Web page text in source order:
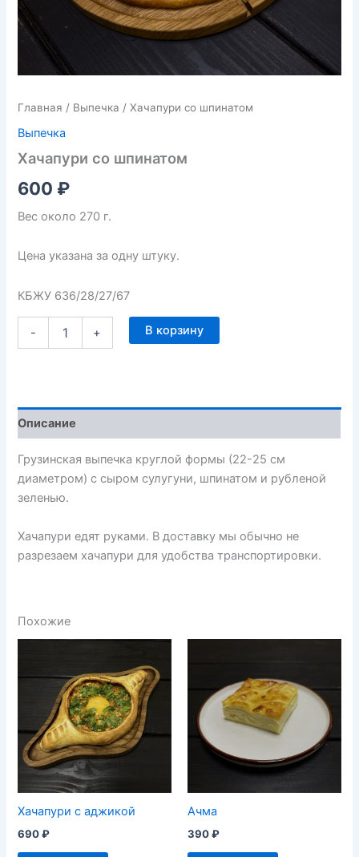
Главная / Выпечка / Хачапури со шпинатом
Выпечка
Хачапури со шпинатом
600 ₽
Вес около 270 г.
Цена указана за одну штуку.
КБЖУ 636/28/27/67
- + В корзину
Описание
Грузинская выпечка круглой формы (22-25 см
диаметром) с сыром сулугуни, шпинатом и рубленой
зеленью.
Хачапури едят руками. В доставку мы обычно не
разрезаем хачапури для удобства транспортировки.
Похожие
Хачапури с аджикой
690₽
Ачма
390₽